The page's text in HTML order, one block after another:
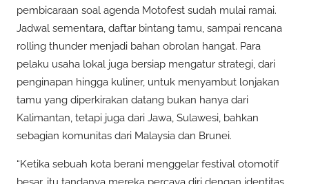
pembicaraan soal agenda Motofest sudah mulai ramai.
Jadwal sementara, daftar bintang tamu, sampai rencana
rolling thunder menjadi bahan obrolan hangat. Para
pelaku usaha lokal juga bersiap mengatur strategi, dari
penginapan hingga kuliner, untuk menyambut lonjakan
tamu yang diperkirakan datang bukan hanya dari
Kalimantan, tetapi juga dari Jawa, Sulawesi, bahkan
sebagian komunitas dari Malaysia dan Brunei.
“Ketika sebuah kota berani menggelar festival otomotif